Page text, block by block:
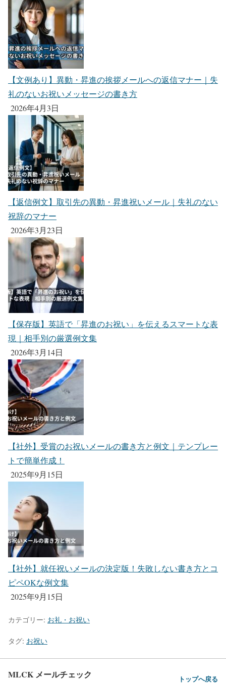
【文例あり】異動・昇進の挨拶メールへの返信マナー｜失
礼のないお祝いメッセージの書き方
2026年4月3日
【返信例文】取引先の異動・昇進祝いメール｜失礼のない
祝辞のマナー
2026年3月23日
【保存版】英語で「昇進のお祝い」を伝えるスマートな表
現｜相手別の厳選例文集
2026年3月14日
【社外】受賞のお祝いメールの書き方と例文｜テンプレー
トで簡単作成！
2025年9月15日
【社外】就任祝いメールの決定版！失敗しない書き方とコ
ピペOKな例文集
2025年9月15日
カテゴリー: お礼・お祝い
タグ: お祝い
MLCK メールチェック トップへ戻る